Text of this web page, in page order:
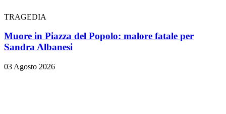
TRAGEDIA
Muore in Piazza del Popolo: malore fatale per
Sandra Albanesi
03 Agosto 2026